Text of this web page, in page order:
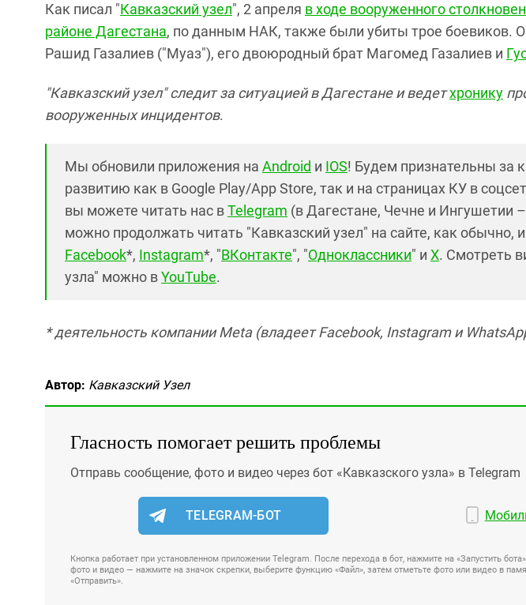
Как писал "Кавказский узел", 2 апреля в ходе вооруженного
районе Дагестана, по данным НАК, также были убиты трое боевиков.
Рашид Газалиев ("Муаз"), его двоюродный брат Магомед Газалиев и
"Кавказский узел" следит за ситуацией в Дагестане и ведетхронику
вооруженных инцидентов.
Мы обновили приложения на Android и IOS! Будем признательны за
развитию как в Google Play/App Store, так и на страницах КУ в
вы можете читать нас вTelegram (в Дагестане, Чечне и Ингушетии
можно продолжать читать "Кавказский узел" на сайте, как обычно,
Facebook*, Instagram*, "ВКонтакте", "Одноклассники" и X. Смотреть
узла" можно вYouTube.
* деятельность компании Meta (владеет Facebook, Instagram и
Автор: Кавказский Узел
Гласность помогает решить проблемы
Отправь сообщение, фото и видео через бот «Кавказского узла» в Telegram
TELEGRAM-БОТ
Кнопка работает при установленном приложении Telegram. После перехода в бот, нажмите на «Запустить
фото и видео — нажмите на значок скрепки, выберите функцию «Файл», затем отметьте фото или видео в
«Отправить».